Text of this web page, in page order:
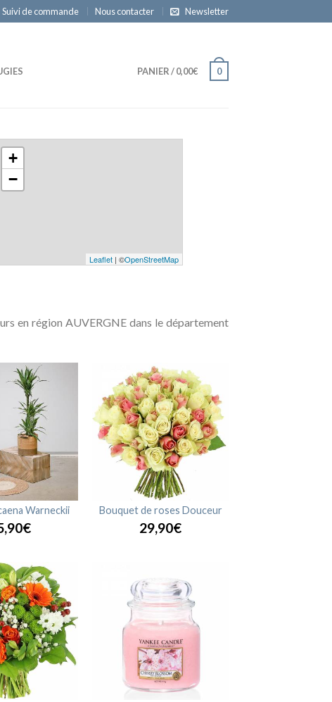
Suivi de commande Nous contacter Newsletter
PANIER/0,00€ 0
+
−
Leaflet | ©OpenStreetMap
en région AUVERGNE dans le département
Warneckii Bouquet de roses Douceur
29,90€